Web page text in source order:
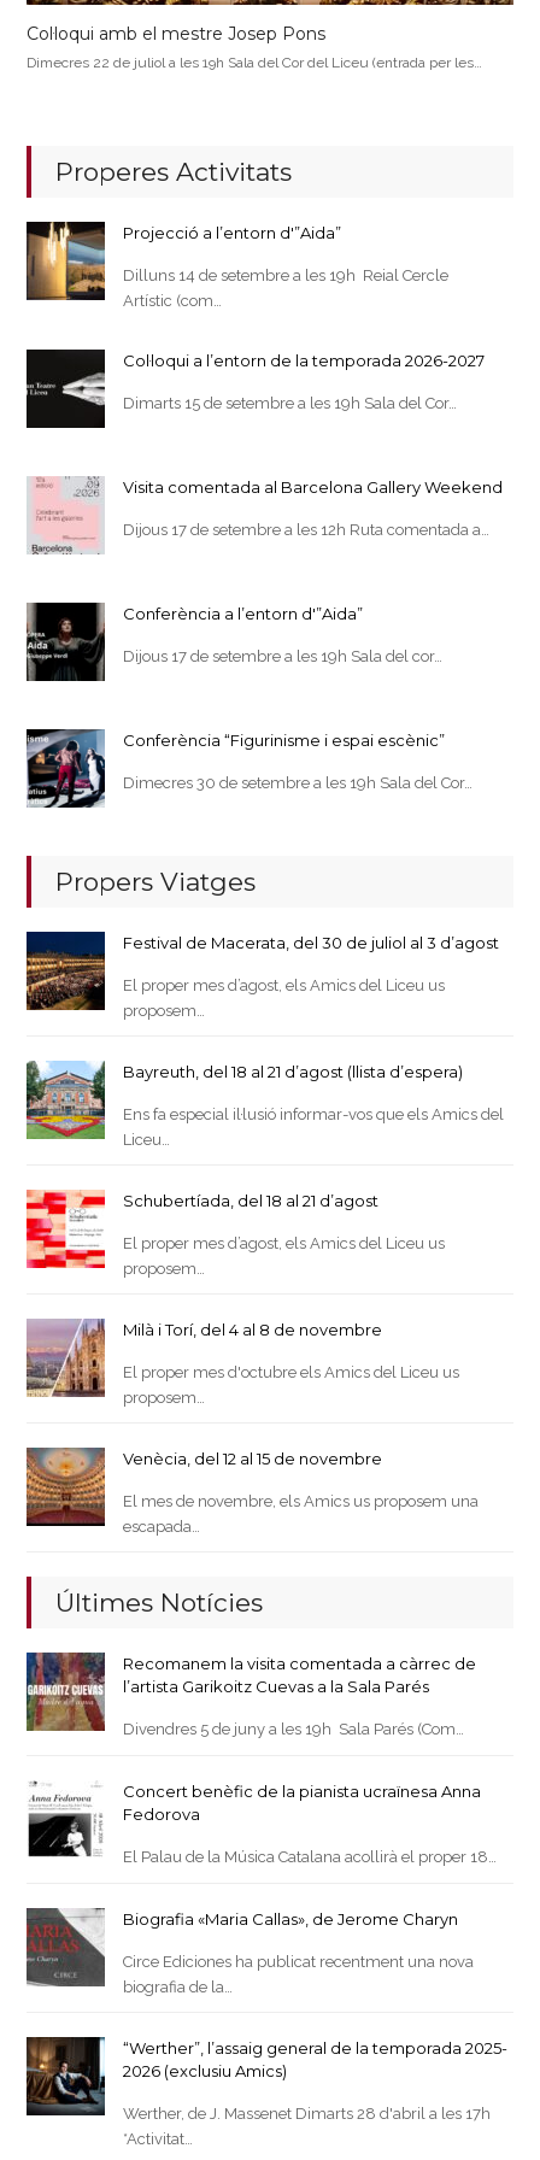
Col·loqui amb el mestre Josep Pons
Dimecres 22 de juliol a les 19h Sala del Cor del Liceu (entrada per les…
Properes Activitats
Projecció a l’entorn d'”Aida”
Dilluns 14 de setembre a les 19h Reial Cercle
Artístic (com…
Col·loqui a l’entorn de la temporada 2026-2027
Dimarts 15 de setembre a les 19h Sala del Cor…
Visita comentada al Barcelona Gallery Weekend
Dijous 17 de setembre a les 12h Ruta comentada a…
Conferència a l’entorn d'”Aida”
Dijous 17 de setembre a les 19h Sala del cor…
Conferència “Figurinisme i espai escènic”
Dimecres 30 de setembre a les 19h Sala del Cor…
Propers Viatges
Festival de Macerata, del 30 de juliol al 3 d’agost
El proper mes d’agost, els Amics del Liceu us
proposem…
Bayreuth, del 18 al 21 d’agost (llista d’espera)
Ens fa especial il·lusió informar-vos que els Amics del
Liceu…
Schubertíada, del 18 al 21 d’agost
El proper mes d’agost, els Amics del Liceu us
proposem…
Milà i Torí, del 4 al 8 de novembre
El proper mes d'octubre els Amics del Liceu us
proposem…
Venècia, del 12 al 15 de novembre
El mes de novembre, els Amics us proposem una
escapada…
Últimes Notícies
Recomanem la visita comentada a càrrec de
l’artista Garikoitz Cuevas a la Sala Parés
Divendres 5 de juny a les 19h Sala Parés (Com…
Concert benèfic de la pianista ucraïnesa Anna
Fedorova
El Palau de la Música Catalana acollirà el proper 18…
Biografia «Maria Callas», de Jerome Charyn
Circe Ediciones ha publicat recentment una nova
biografia de la…
“Werther”, l’assaig general de la temporada 2025-
2026 (exclusiu Amics)
Werther, de J. Massenet Dimarts 28 d'abril a les 17h
*Activitat…